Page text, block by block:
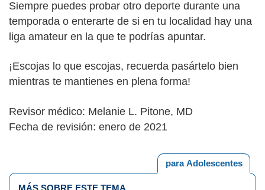
Siempre puedes probar otro deporte durante una
temporada o enterarte de si en tu localidad hay una
liga amateur en la que te podrías apuntar.
¡Escojas lo que escojas, recuerda pasártelo bien
mientras te mantienes en plena forma!
Revisor médico: Melanie L. Pitone, MD
Fecha de revisión: enero de 2021
para Adolescentes
MÁS SOBRE ESTE TEMA